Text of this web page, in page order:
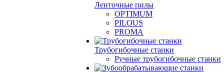
Ленточные пилы
OPTIMUM
PILOUS
PROMA
Трубогибочные станки
Ручные трубогибочные станки